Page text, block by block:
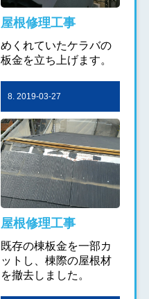
屋根修理工事
めくれていたケラバの
板金を立ち上げます。
8. 2019-03-27
屋根修理工事
既存の棟板金を一部カ
ットし、棟際の屋根材
を撤去しました。